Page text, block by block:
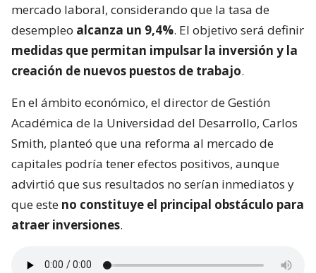
mercado laboral, considerando que la tasa de
desempleo alcanza un 9,4%. El objetivo será definir
medidas que permitan impulsar la inversión y la
creación de nuevos puestos de trabajo.
En el ámbito económico, el director de Gestión
Académica de la Universidad del Desarrollo, Carlos
Smith, planteó que una reforma al mercado de
capitales podría tener efectos positivos, aunque
advirtió que sus resultados no serían inmediatos y
que este no constituye el principal obstáculo para
atraer inversiones.